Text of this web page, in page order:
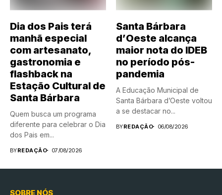
Dia dos Pais terá
manhã especial
com artesanato,
gastronomia e
flashback na
Estação Cultural de
Santa Bárbara
Quem busca um programa
diferente para celebrar o Dia
dos Pais em...
BYREDAÇÃO 07/08/2026
Santa Bárbara
d’Oeste alcança
maior nota do IDEB
no período pós-
pandemia
A Educação Municipal de
Santa Bárbara d’Oeste voltou
a se destacar no...
BYREDAÇÃO 06/08/2026
SOBRE NÓS